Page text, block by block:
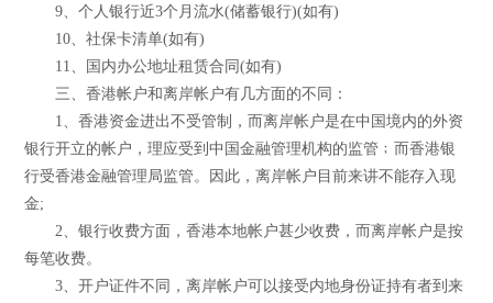
9、个人银行近3个月流水(储蓄银行)(如有)
10、社保卡清单(如有)
11、国内办公地址租赁合同(如有)
三、香港帐户和离岸帐户有几方面的不同：
1、香港资金进出不受管制，而离岸帐户是在中国境内的外资
银行开立的帐户，理应受到中国金融管理机构的监管﹔而香港银
行受香港金融管理局监管。因此，离岸帐户目前来讲不能存入现
金;
2、银行收费方面，香港本地帐户甚少收费，而离岸帐户是按
每笔收费。
3、开户证件不同，离岸帐户可以接受内地身份证持有者到来